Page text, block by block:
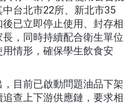
台北市22所、新北市35
已立即停止使用、封存相
，同時持續配合衛生單位
情形，確保學生飲食安
目前已啟動問題油品下架
查上下游供應鏈，要求相